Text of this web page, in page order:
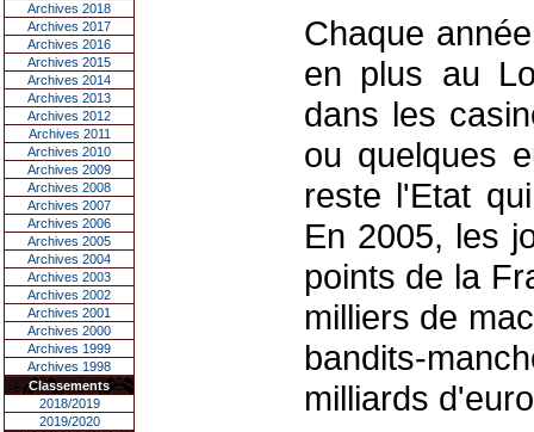
Archives 2018
Archives 2017
Archives 2016
Archives 2015
Archives 2014
Archives 2013
Archives 2012
Archives 2011
Archives 2010
Archives 2009
Archives 2008
Archives 2007
Archives 2006
Archives 2005
Archives 2004
Archives 2003
Archives 2002
Archives 2001
Archives 2000
Archives 1999
Archives 1998
Classements
2018/2019
2019/2020
Chaque
en plus au
dans les
ou quelques
reste l'Etat
En 2005, les
points de la
milliers de
bandits-
milliards